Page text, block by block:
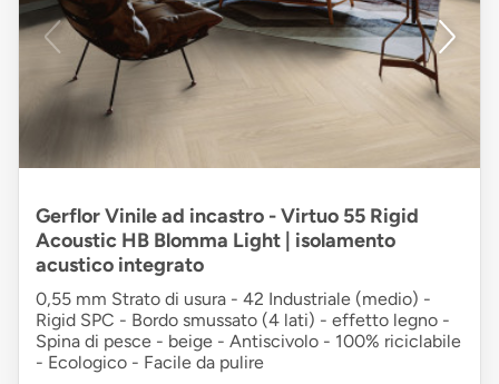
Gerflor Vinile ad incastro - Virtuo 55 Rigid
Acoustic HB Blomma Light | isolamento
acustico integrato
0,55 mm Strato di usura - 42 Industriale (medio) -
Rigid SPC - Bordo smussato (4 lati) - effetto legno -
Spina di pesce - beige - Antiscivolo - 100% riciclabile
- Ecologico - Facile da pulire